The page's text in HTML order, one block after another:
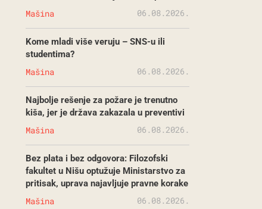
Mašina 06.08.2026.
Kome mladi više veruju – SNS-u ili
studentima?
Mašina 06.08.2026.
Najbolje rešenje za požare je trenutno
kiša, jer je država zakazala u preventivi
Mašina 06.08.2026.
Bez plata i bez odgovora: Filozofski
fakultet u Nišu optužuje Ministarstvo za
pritisak, uprava najavljuje pravne korake
Mašina 06.08.2026.